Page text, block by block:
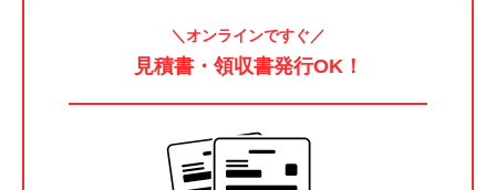
＼オンラインですぐ／
見積書・領収書発行OK！